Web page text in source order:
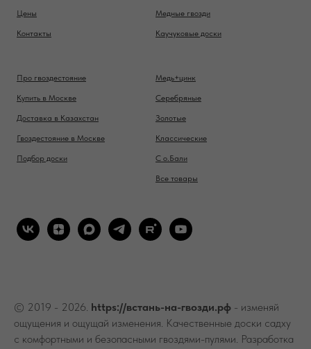
Цены
Контакты
Медные гвозди
Каучуковые доски
Про гвоздестояние
Купить в Москве
Доставка в Казахстан
Гвоздестояние в Москве
Подбор доски
Медь+цинк
Серебряные
Золотые
Классические
С о.Бали
Все товары
© 2019 - 2026. https://встань-на-гвозди.рф - изменяй
ощущения и ощущай изменения. Качественные доски садху
с комфортными и безопасными гвоздями-пулями. Разработка